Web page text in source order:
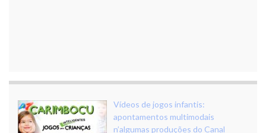
Vídeos de jogos infantis:
apontamentos multimodais
n’algumas produções do Canal